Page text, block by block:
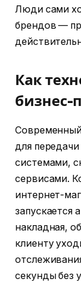
Люди сами
брендов —
Как
бизнес-
для
системами,
сервисами.
интернет-
запускается
накладная,
клиенту
секунды без